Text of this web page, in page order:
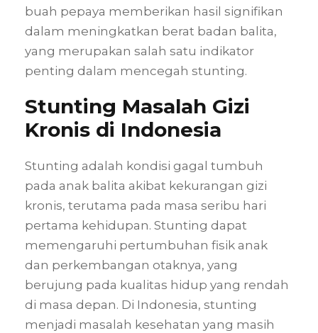
buah pepaya memberikan hasil signifikan
dalam meningkatkan berat badan balita,
yang merupakan salah satu indikator
penting dalam mencegah stunting.
Stunting Masalah Gizi
Kronis di Indonesia
Stunting adalah kondisi gagal tumbuh
pada anak balita akibat kekurangan gizi
kronis, terutama pada masa seribu hari
pertama kehidupan. Stunting dapat
memengaruhi pertumbuhan fisik anak
dan perkembangan otaknya, yang
berujung pada kualitas hidup yang rendah
di masa depan. Di Indonesia, stunting
menjadi masalah kesehatan yang masih